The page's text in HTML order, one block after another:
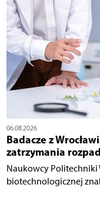
06.08.2026
Badacze z
zatrzymania
Naukowcy Politechniki
biotechnologicznej